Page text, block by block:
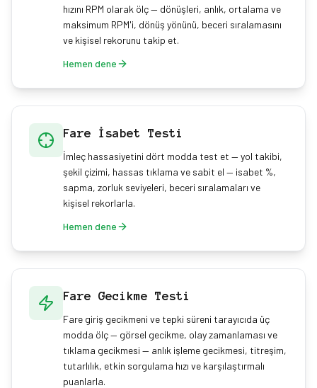
hızını RPM olarak ölç — dönüşleri, anlık, ortalama ve
maksimum RPM'i, dönüş yönünü, beceri sıralamasını
ve kişisel rekorunu takip et.
Hemen dene
Fare İsabet Testi
İmleç hassasiyetini dört modda test et — yol takibi,
şekil çizimi, hassas tıklama ve sabit el — isabet %,
sapma, zorluk seviyeleri, beceri sıralamaları ve
kişisel rekorlarla.
Hemen dene
Fare Gecikme Testi
Fare giriş gecikmeni ve tepki süreni tarayıcıda üç
modda ölç — görsel gecikme, olay zamanlaması ve
tıklama gecikmesi — anlık işleme gecikmesi, titreşim,
tutarlılık, etkin sorgulama hızı ve karşılaştırmalı
puanlarla.